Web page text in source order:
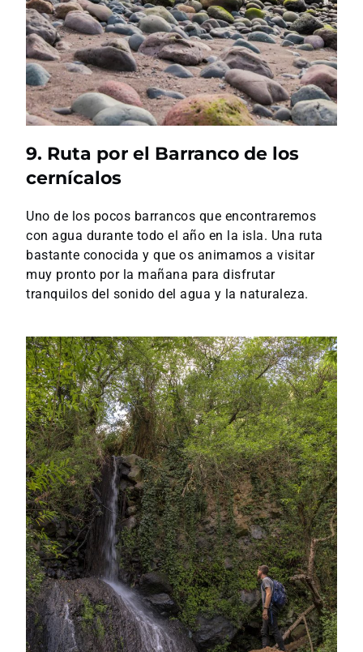
9. Ruta por el Barranco de los
cernícalos
Uno de los pocos barrancos que encontraremos
con agua durante todo el año en la isla. Una ruta
bastante conocida y que os animamos a visitar
muy pronto por la mañana para disfrutar
tranquilos del sonido del agua y la naturaleza.